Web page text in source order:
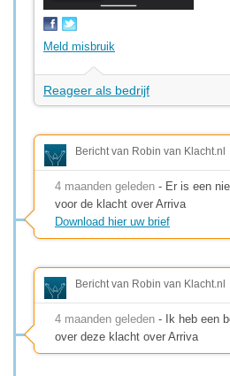
Meld misbruik
Reageer als bedrijf
Bericht van Robin van Klacht.nl
4 maanden geleden - Er is een
voor de klacht over Arriva
Download hier uw brief
Bericht van Robin van Klacht.nl
4 maanden geleden - Ik heb een
over deze klacht over Arriva